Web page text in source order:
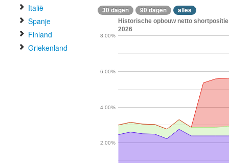
Italië
Spanje
Finland
Griekenland
30 dagen 90 dagen alles
Historische opbouw netto
2026
2.00%
4.00%
6.00%
8.00%